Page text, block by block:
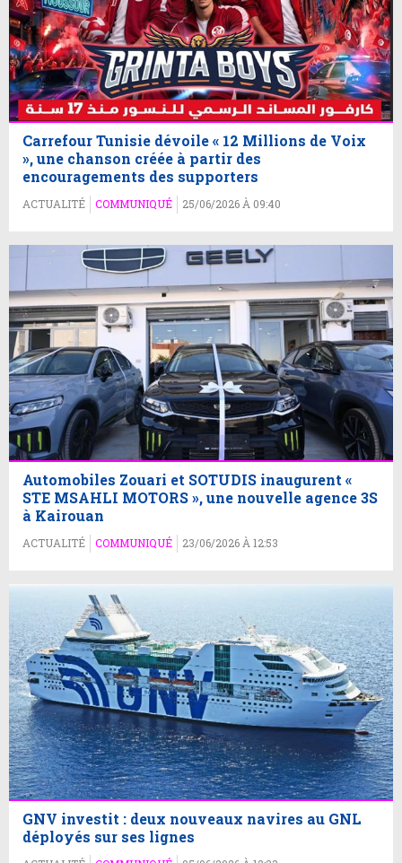
Carrefour Tunisie dévoile « 12 Millions de Voix
», une chanson créée à partir des
encouragements des supporters
ACTUALITÉ COMMUNIQUÉ 25/06/2026 À 09:40
Automobiles Zouari et SOTUDIS inaugurent «
STE MSAHLI MOTORS », une nouvelle agence 3S
à Kairouan
ACTUALITÉ COMMUNIQUÉ 23/06/2026 À 12:53
GNV investit : deux nouveaux navires au GNL
déployés sur ses lignes